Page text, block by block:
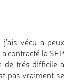
j'ais vécu a peux
contracté la SEP
de trés difficile a
pas vraiment se